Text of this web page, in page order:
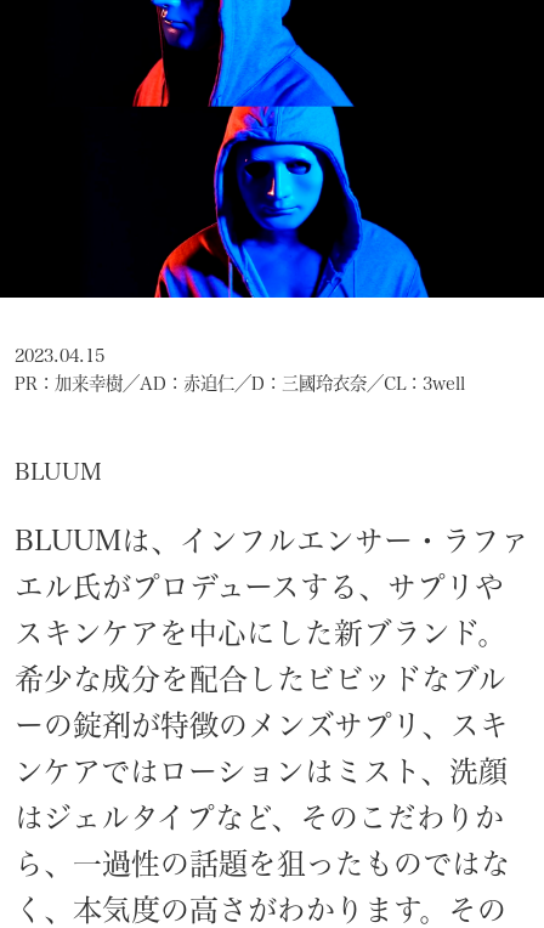
「MdNデザイナーズファイル2026」に赤
迫仁が掲載されています。
more...
BLUUM
BLUUMは、インフルエンサー・ラファ
エル氏がプロデュースする、サプリや
スキンケアを中心にした新ブランド。
希少な成分を配合したビビッドなブル
ーの錠剤が特徴のメンズサプリ、スキ
ンケアではローションはミスト、洗顔
はジェルタイプなど、そのこだわりか
ら、一過性の話題を狙ったものではな
く、本気度の高さがわかります。その
2023.04.15
PR：加来幸樹／AD：赤迫仁／D：三國玲衣奈／CL：3well